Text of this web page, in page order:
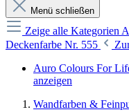
Menü schließen
Zeige alle Kategorien
Deckenfarbe Nr. 555
Auro Colours For
anzeigen
Wandfarben &